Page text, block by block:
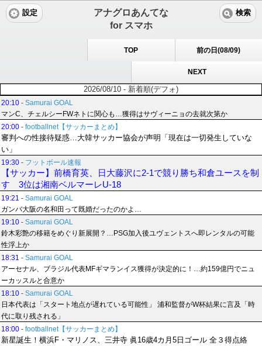
アナグロあんてな
for スマホ
設定 検索
TOP 前の日(08/09)
NEXT
2026/08/10 - 新着順(デフォ)
20:10 - Samurai GOAL
マンC、チェルシーFWネトに関心も…獲得はサヴィーニョの去就次第か
20:00 - footballnet【サッカーまとめ】
審判への性接待疑惑…大韓サッカー協会が声明「現在は一切発生していな
い」
19:30 - フットボール速報
【サッカー】前橋育英、日大藤沢に2-1で競り勝ち和倉ユースを制
す 3位は湘南ベルマーレU-18
19:21 - Samurai GOAL
ガンバ大阪の名和田って既婚だったのかよ…
19:10 - Samurai GOAL
鈴木彩艶の移籍をめぐり新展開？…PSG加入後ユヴェントスへ即レンタルの可能
性浮上か
18:31 - Samurai GOAL
アーセナル、ブラジル代表MFギマランイス獲得が決定的に！…約159億円でニュ
ーカッスルと合意か
18:10 - Samurai GOAL
日本代表は「スタート地点が遅れている可能性」 浦和監督がW杯結果に言及「時
代に取り残される」
18:00 - footballnet【サッカーまとめ】
新星誕生！横浜F・マリノス、三井寺 眞16歳4カ月5日ゴール 全３得点絡